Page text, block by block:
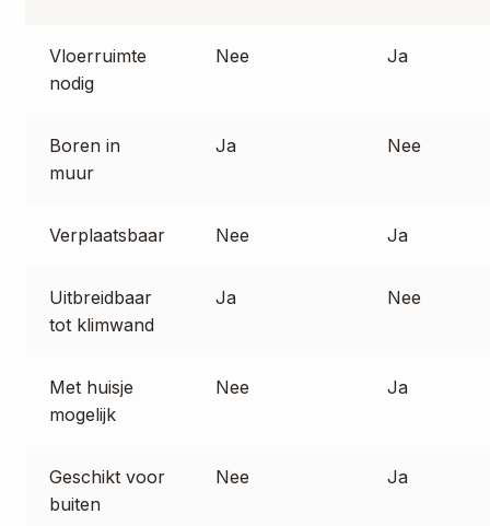
Vloerruimte
nodig
Nee Ja
Boren in
muur
Ja Nee
Verplaatsbaar Nee Ja
Uitbreidbaar
tot klimwand
Ja Nee
Met huisje
mogelijk
Nee Ja
Geschikt voor
buiten
Nee Ja